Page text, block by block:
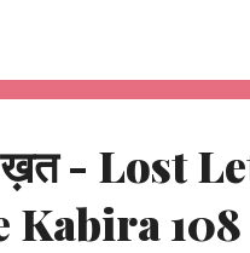
ज़ुबान पर बस कड़वे तीखे स्वाद
ख़त - Lost
Kabira 108